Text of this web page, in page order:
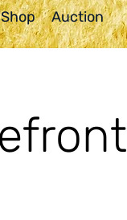
Shop Auction